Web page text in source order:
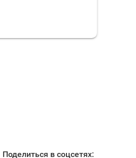
Поделиться в соцсетях: